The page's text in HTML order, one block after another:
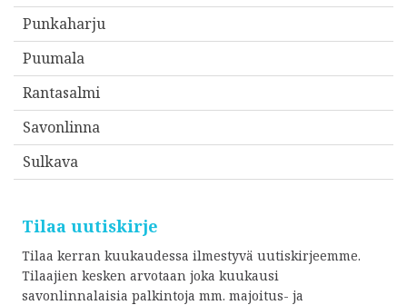
Punkaharju
Puumala
Rantasalmi
Savonlinna
Sulkava
Tilaa uutiskirje
Tilaa kerran kuukaudessa ilmestyvä uutiskirjeemme.
Tilaajien kesken arvotaan joka kuukausi
savonlinnalaisia palkintoja mm. majoitus- ja